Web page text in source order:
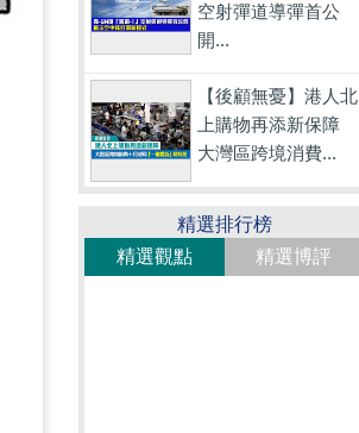
空射彈道導彈首公
開...
【後顧無憂】港人北
上購物再添新保障
大灣區跨境消費...
精選排行榜
精選觀點
精選博評